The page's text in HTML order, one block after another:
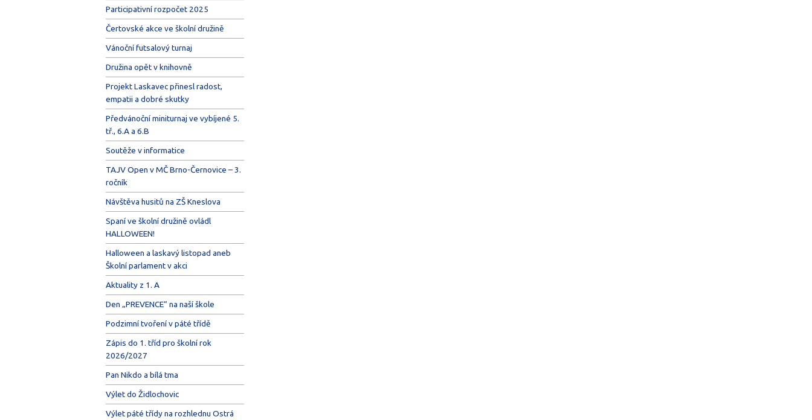
Participativní rozpočet 2025
Čertovské akce ve školní družině
Vánoční futsalový turnaj
Družina opět v knihovně
Projekt Laskavec přinesl radost,
empatii a dobré skutky
Předvánoční miniturnaj ve vybíjené 5.
tř., 6.A a 6.B
Soutěže v informatice
TAJV Open v MČ Brno-Černovice – 3.
ročník
Návštěva husitů na ZŠ Kneslova
Spaní ve školní družině ovládl
HALLOWEEN!
Halloween a laskavý listopad aneb
Školní parlament v akci
Aktuality z 1. A
Den „PREVENCE“ na naší škole
Podzimní tvoření v páté třídě
Zápis do 1. tříd pro školní rok
2026/2027
Pan Nikdo a bílá tma
Výlet do Židlochovic
Výlet páté třídy na rozhlednu Ostrá